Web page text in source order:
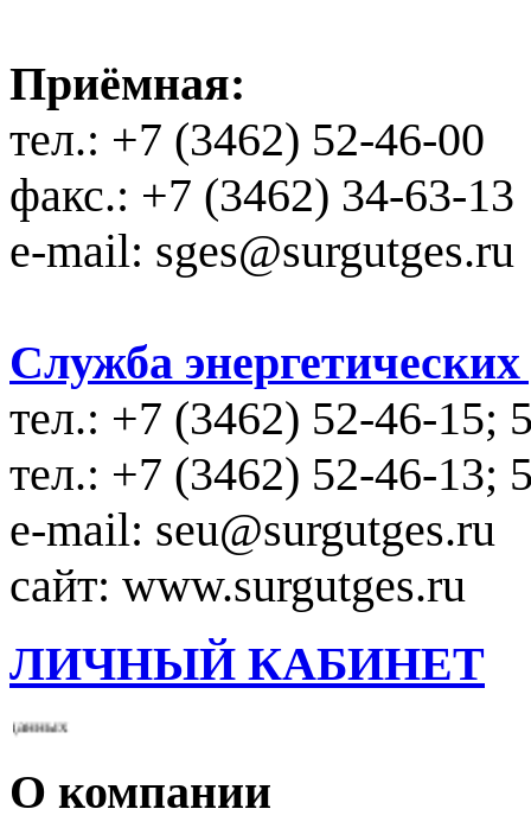
Приёмная:
тел.: +7 (3462) 52-46-00
факс.: +7 (3462) 34-63-13
e-mail: sges@surgutges.ru
Служба
тел.: +7 (3462) 52-46-15;
тел.: +7 (3462) 52-46-13;
e-mail: seu@surgutges.ru
сайт: www.surgutges.ru
ЛИЧНЫЙ КАБИНЕТ
О компании